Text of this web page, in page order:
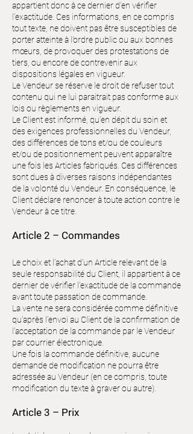
appartient donc à ce dernier d’en vérifier
l’exactitude. Ces informations, en ce compris
tout texte, ne doivent pas être susceptibles de
porter atteinte à l’ordre public ou aux bonnes
mœurs, de provoquer des protestations de
tiers, ou encore de contrevenir aux
dispositions légales en vigueur.
Le Vendeur se réserve le droit de refuser tout
contenu qui ne lui paraitrait pas conforme aux
lois ou règlements en vigueur.
Le Client est informé, qu’en dépit du soin et
des exigences professionnelles du Vendeur,
des différences de tons et/ou de couleurs
et/ou de positionnement peuvent apparaître
une fois les Articles fabriqués. Ces différences
sont dues à diverses raisons indépendantes
de la volonté du Vendeur. En conséquence, le
Client déclare renoncer à toute action contre le
Vendeur à ce titre.
Article 2 – Commandes
Le choix et l’achat d’un Article relevant de la
seule responsabilité du Client, il appartient à ce
dernier de vérifier l’exactitude de la commande
avant toute passation de commande.
La vente ne sera considérée comme définitive
qu’après l’envoi au Client de la confirmation de
l’acceptation de la commande par le Vendeur
par courrier électronique.
Une fois la commande définitive, aucune
demande de modification ne pourra être
adressée au Vendeur (en ce compris, toute
modification du texte à graver ou autre).
Article 3 – Prix